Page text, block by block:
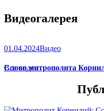
Видеогалерея
01.04.2024Видео
Слово митрополита
Все видео